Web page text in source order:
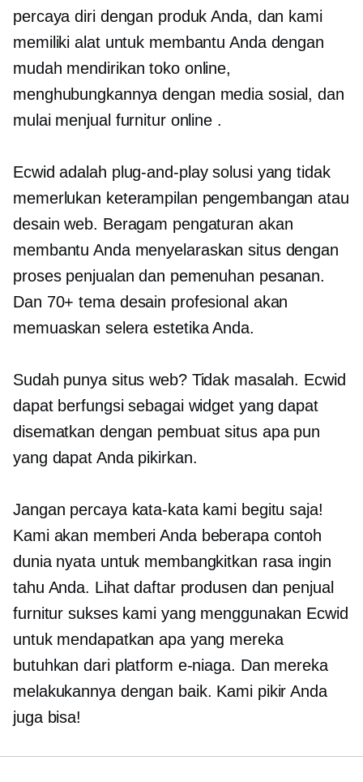
percaya diri dengan produk Anda, dan kami
memiliki alat untuk membantu Anda dengan
mudah mendirikan toko online,
menghubungkannya dengan media sosial, dan
mulai menjual furnitur online .
Ecwid adalah plug-and-playsolusi yang tidak
memerlukan keterampilan pengembangan atau
desain web. Beragam pengaturan akan
membantu Anda menyelaraskan situs dengan
proses penjualan dan pemenuhan pesanan.
Dan 70+ tema desain profesional akan
memuaskan selera estetika Anda.
Sudah punya situs web? Tidak masalah. Ecwid
dapat berfungsi sebagai widget yang dapat
disematkan dengan pembuat situs apa pun
yang dapat Anda pikirkan.
Jangan percaya kata-kata kami begitu saja!
Kami akan memberi Anda beberapa contoh
dunia nyata untuk membangkitkan rasa ingin
tahu Anda. Lihat daftar produsen dan penjual
furnitur sukses kami yang menggunakan Ecwid
untuk mendapatkan apa yang mereka
butuhkan dari platform e-niaga. Dan mereka
melakukannya dengan baik. Kami pikir Anda
juga bisa!